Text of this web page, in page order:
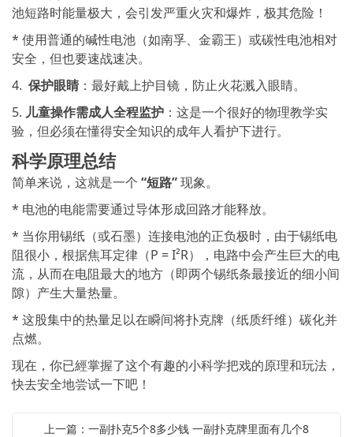
池短路时能量极大，会引发严重火灾和爆炸，极其危险！
* 使用普通的碱性电池（如南孚、金霸王）或碳性电池相对
安全，但也要速战速决。
4. ️ 保护眼睛：最好戴上护目镜，防止火花溅入眼睛。
5. 儿童操作需成人全程监护 ：这是一个很好的物理教学实
验，但必须在懂得安全知识的成年人看护下进行。
科学原理总结
简单来说，这就是一个 “短路”现象。
* 电池的电能需要通过导体形成回路才能释放。
* 当你用锡纸（或石墨）连接电池的正负极时，由于锡纸电
阻很小，根据焦耳定律（P = I²R），电路中会产生巨大的电
流，从而在电阻最大的地方（即两个锡纸条最接近的细小间
隙）产生大量热量。
* 这股集中的热量足以在瞬间将扑克牌（纸质纤维）碳化并
点燃。
现在，你已經掌握了这个有趣的小科学把戏的原理和玩法，
快去安全地尝试一下吧！
上一篇：一副扑克5个8多少钱 一副扑克牌里面有几个8